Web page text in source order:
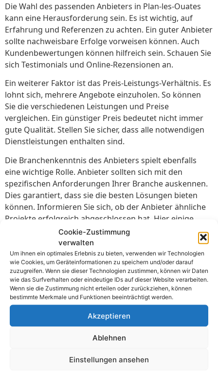
Cookie-Zustimmung
verwalten
Um ihnen ein optimales Erlebnis zu bieten, verwenden wir Technologien
wie Cookies, um Geräteinformationen zu speichern und/oder darauf
zuzugreifen. Wenn sie dieser Technologien zustimmen, können wir Daten
wie das Surfverhalten oder eindeutige IDs auf dieser Website verarbeiten.
Wenn sie die Zustimmung nicht erteilen oder zurückziehen, können
bestimmte Merkmale und Funktionen beeinträchtigt werden.
Akzeptieren
Ablehnen
Einstellungen ansehen
Die Wahl des passenden Anbieters in Plan-les-Ouates
kann eine Herausforderung sein. Es ist wichtig, auf
Erfahrung und Referenzen zu achten. Ein guter Anbieter
sollte nachweisbare Erfolge vorweisen können. Auch
Kundenbewertungen können hilfreich sein. Schauen Sie
sich Testimonials und Online-Rezensionen an.
Ein weiterer Faktor ist das Preis-Leistungs-Verhältnis. Es
lohnt sich, mehrere Angebote einzuholen. So können
Sie die verschiedenen Leistungen und Preise
vergleichen. Ein günstiger Preis bedeutet nicht immer
gute Qualität. Stellen Sie sicher, dass alle notwendigen
Dienstleistungen enthalten sind.
Die Branchenkenntnis des Anbieters spielt ebenfalls
eine wichtige Rolle. Anbieter sollten sich mit den
spezifischen Anforderungen Ihrer Branche auskennen.
Dies garantiert, dass sie die besten Lösungen bieten
können. Informieren Sie sich, ob der Anbieter ähnliche
Projekte erfolgreich abgeschlossen hat. Hier einige
Fragen zur Überprüfung:
Verfügt der Anbieter über Erfahrung in Ihrer
Branche?
Welche Projekte hat der Anbieter zuvor betreut?
Gibt es spezielle Zertifikate oder Auszeichnungen?
Ebenso ist der technische Support entscheidend.
Probleme können jederzeit auftreten. Deshalb ist ein
24/7-Support von Vorteil. Achten Sie darauf, dass der
Anbieter schnelle und kompetente Unterstützung
bietet. So sind Sie im Notfall gut abgesichert.
Vertrauen und Zuverlässigkeit sind ebenfalls wichtige